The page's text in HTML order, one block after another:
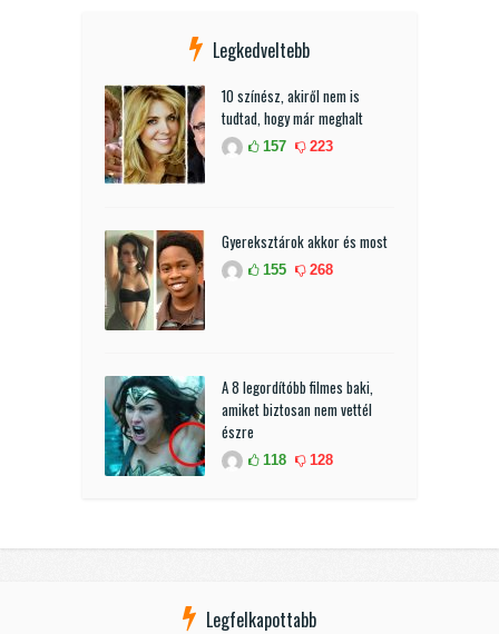
Legkedveltebb
10 színész, akiről nem is
tudtad, hogy már meghalt
157 223
Gyereksztárok akkor és most
155 268
A 8 legordítóbb filmes baki,
amiket biztosan nem vettél
észre
118 128
Legfelkapottabb